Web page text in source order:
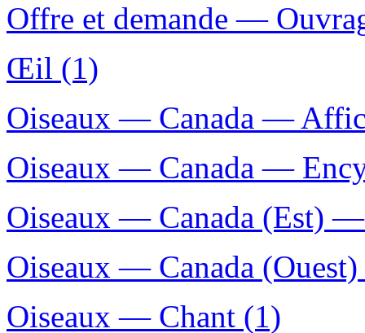
Offre et demande —
Œil (1)
Oiseaux — Canada —
Oiseaux — Canada —
Oiseaux — Canada (Est)
Oiseaux — Canada
Oiseaux — Chant (1)